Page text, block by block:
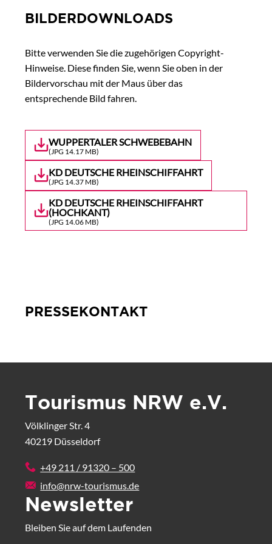
BILDERDOWNLOADS
Bitte verwenden Sie die zugehörigen Copyright-
Hinweise. Diese finden Sie, wenn Sie oben in der
Bildervorschau mit der Maus über das
entsprechende Bild fahren.
WUPPERTALER SCHWEBEBAHN
(JPG 14.17 MB)
KD DEUTSCHE RHEINSCHIFFAHRT
(JPG 14.37 MB)
KD DEUTSCHE RHEINSCHIFFAHRT
(HOCHKANT)
(JPG 14.06 MB)
PRESSEKONTAKT
Tourismus NRW e.V.
Völklinger Str. 4
40219 Düsseldorf
+49 211 / 91320 – 500
info@nrw-tourismus.de
Newsletter
Bleiben Sie auf dem Laufenden